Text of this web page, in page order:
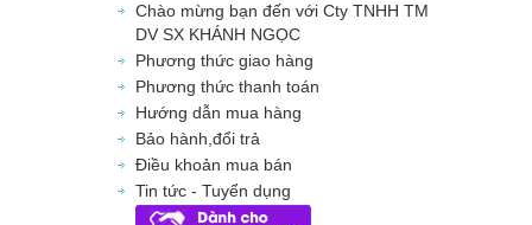
Chào mừng bạn đến với Cty TNHH TM
DV SX KHÁNH NGỌC
Phương thức giao hàng
Phương thức thanh toán
Hướng dẫn mua hàng
Bảo hành,đổi trả
Điều khoản mua bán
Tin tức - Tuyển dụng